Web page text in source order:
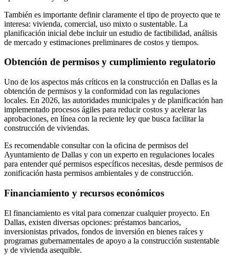
También es importante definir claramente el tipo de proyecto que te
interesa: vivienda, comercial, uso mixto o sustentable. La
planificación inicial debe incluir un estudio de factibilidad, análisis
de mercado y estimaciones preliminares de costos y tiempos.
Obtención de permisos y cumplimiento regulatorio
Uno de los aspectos más críticos en la construcción en Dallas es la
obtención de permisos y la conformidad con las regulaciones
locales. En 2026, las autoridades municipales y de planificación han
implementado procesos ágiles para reducir costos y acelerar las
aprobaciones, en línea con la reciente ley que busca facilitar la
construcción de viviendas.
Es recomendable consultar con la oficina de permisos del
Ayuntamiento de Dallas y con un experto en regulaciones locales
para entender qué permisos específicos necesitas, desde permisos de
zonificación hasta permisos ambientales y de construcción.
Financiamiento y recursos económicos
El financiamiento es vital para comenzar cualquier proyecto. En
Dallas, existen diversas opciones: préstamos bancarios,
inversionistas privados, fondos de inversión en bienes raíces y
programas gubernamentales de apoyo a la construcción sustentable
y de vivienda asequible.